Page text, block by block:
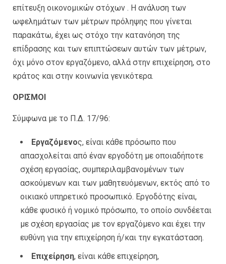
επίτευξη οικονομικών στόχων . Η ανάλυση των
ωφελημάτων των μέτρων πρόληψης που γίνεται
παρακάτω, έχει ως στόχο την κατανόηση της
επίδρασης και των επιπτώσεων αυτών των μέτρων,
όχι μόνο στον εργαζόμενο, αλλά στην επιχείρηση, στο
κράτος και στην κοινωνία γενικότερα.
ΟΡΙΣΜΟΙ
Σύμφωνα με το Π.Δ. 17/96:
Εργαζόμενος, είναι κάθε πρόσωπο που
απασχολείται από έναν εργοδότη με οποιαδήποτε
σχέση εργασίας, συμπεριλαμβανομένων των
ασκούμενων και των μαθητευόμενων, εκτός από το
οικιακό υπηρετικό προσωπικό. Εργοδότης είναι,
κάθε φυσικό ή νομικό πρόσωπο, το οποίο συνδέεται
με σχέση εργασίας με τον εργαζόμενο και έχει την
ευθύνη για την επιχείρηση ή/και την εγκατάσταση.
Επιχείρηση, είναι κάθε επιχείρηση,